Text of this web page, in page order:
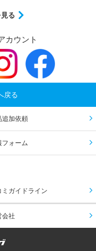
る
カウント
戻る
追加依頼
フォーム
ミガイドライン
会社